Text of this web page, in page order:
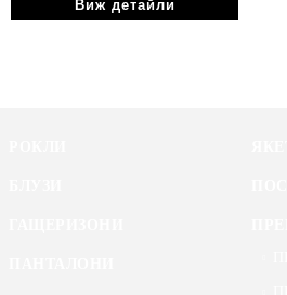
Виж детайли